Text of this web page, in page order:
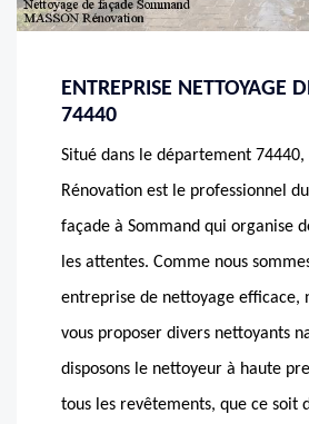
ENTREPRISE NETTOYAGE
74440
Situé dans le département 74440,
Rénovation est le professionnel
façade à Sommand qui organise
les attentes. Comme nous
entreprise de nettoyage efficace,
vous proposer divers nettoyants
disposons le nettoyeur à haute
tous les revêtements, que ce soit